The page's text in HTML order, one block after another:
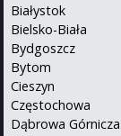
Białystok
Bielsko-Biała
Bydgoszcz
Bytom
Cieszyn
Częstochowa
Dąbrowa Górnicza